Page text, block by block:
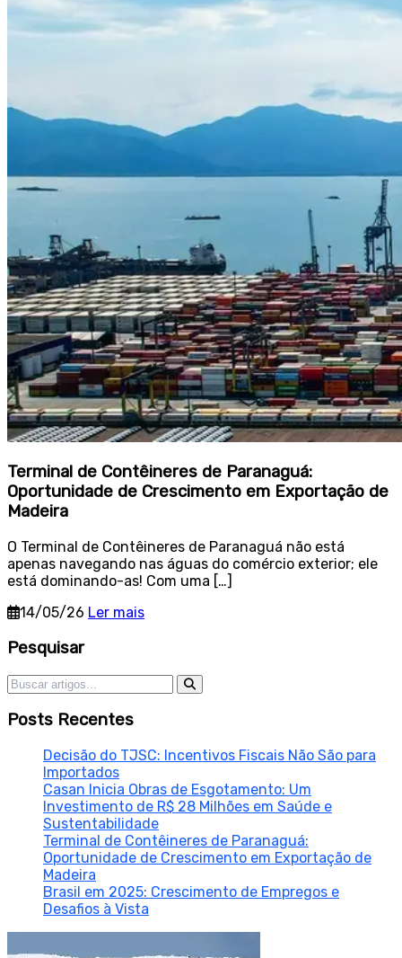
Terminal de Contêineres de Paranaguá:
Oportunidade de Crescimento em Exportação de
Madeira
O Terminal de Contêineres de Paranaguá não está
apenas navegando nas águas do comércio exterior; ele
está dominando-as! Com uma […]
14/05/26 Ler mais
Sidebar
Pesquisar
Pesquisar por:
Posts Recentes
Decisão do TJSC: Incentivos Fiscais Não São para
Importados
Casan Inicia Obras de Esgotamento: Um
Investimento de R$ 28 Milhões em Saúde e
Sustentabilidade
Terminal de Contêineres de Paranaguá:
Oportunidade de Crescimento em Exportação de
Madeira
Brasil em 2025: Crescimento de Empregos e
Desafios à Vista